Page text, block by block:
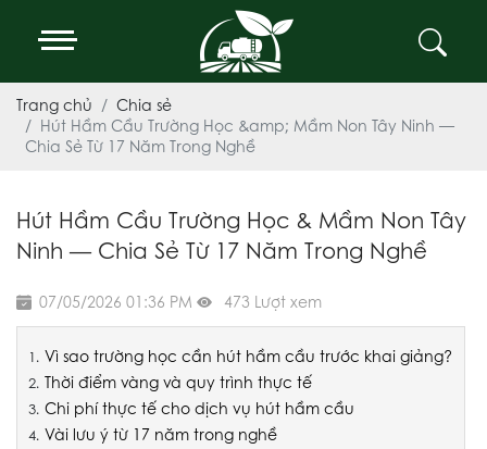
Trang chủ
Chia sẻ
Hút Hầm Cầu Trường Học &amp; Mầm Non Tây Ninh —
Chia Sẻ Từ 17 Năm Trong Nghề
Hút Hầm Cầu Trường Học & Mầm Non Tây
Ninh — Chia Sẻ Từ 17 Năm Trong Nghề
07/05/2026 01:36 PM 473 Lượt xem
Vì sao trường học cần hút hầm cầu trước khai giảng?
Thời điểm vàng và quy trình thực tế
Chi phí thực tế cho dịch vụ hút hầm cầu
Vài lưu ý từ 17 năm trong nghề